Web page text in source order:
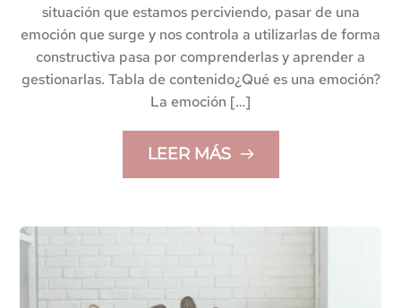
situación que estamos perciviendo, pasar de una
emoción que surge y nos controla a utilizarlas de forma
constructiva pasa por comprenderlas y aprender a
gestionarlas. Tabla de contenido¿Qué es una emoción?
La emoción […]
LEER MÁS